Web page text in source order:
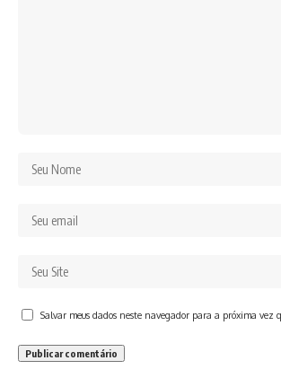
Salvar meus dados neste navegador para a próxima vez